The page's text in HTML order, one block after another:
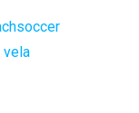
vela